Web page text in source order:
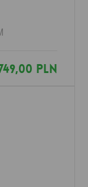
PLN